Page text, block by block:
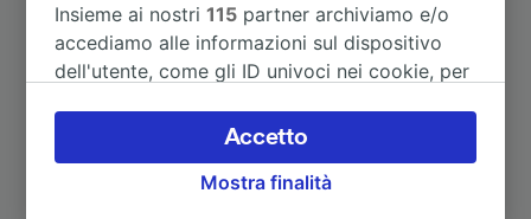
A Leeuwarden 4h 26m
A Friburgo (Brisgovia) Centrale 4h 13m
Insieme ai nostri115 partner archiviamo e/o
accediamo alle informazioni sul dispositivo
dell'utente, come gli ID univoci nei cookie, per
accettare o gestire le proprie scelte facendo
clic di seguito, tra cui il proprio diritto di
opporsi sulla base di un interesse legittimo o
Mostra finalità
Accetto